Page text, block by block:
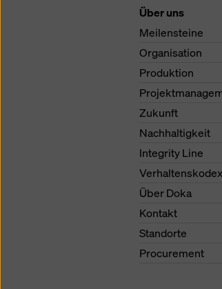
Über uns
Meilensteine
Organisation
Produktion
Zukunft
Nachhaltigkeit
Integrity Line
Über Doka
Kontakt
Standorte
Procurement